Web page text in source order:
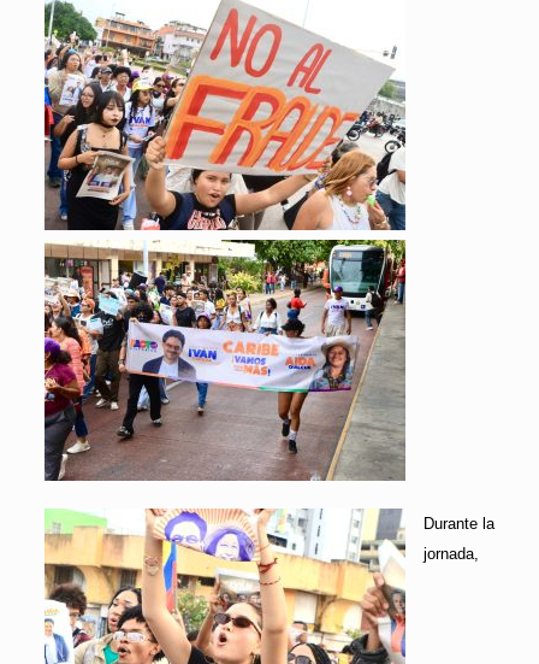
Durante la
jornada,